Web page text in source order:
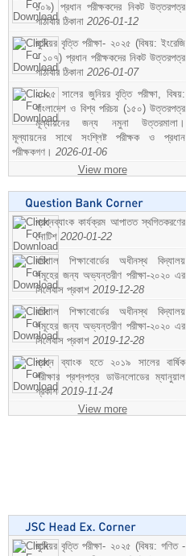
১০৯) প্রধান পরীক্ষকদের নিকট উত্তরপত্র
পাঠাবার ঠিকানা 2026-01-12
জুনিয়র বৃত্তি পরীক্ষা- ২০২৫ (বিষয়: ইংরেজি
- ১০৭) প্রধান পরীক্ষকদের নিকট উত্তরপত্র
পাঠাবার ঠিকানা 2026-01-07
২০২৫ সালের জুনিয়র বৃত্তি পরীক্ষা, বিষয়:
বাংলাদেশ ও বিশ্ব পরিচয় (১৫০) উত্তরপত্র
মূল্যায়নের জন্য নমুনা উত্তরমালা।
মূল্যায়নের সাথে সংশ্লিষ্ট পরীক্ষক ও প্রধান
পরীক্ষকগণ। 2026-01-06
View more
প্রশ্নব্যাংক কার্যক্রম আপাতত স্থগিতকরণের
নোটিশ 2020-01-22
বরিশাল শিক্ষাবোর্ডের অধীনস্থ বিদ্যালয়
সমূহের জন্য অভ্যন্তরীণ পরীক্ষা-২০২০ এর
সিলেবাস প্রকাশ 2019-12-28
বরিশাল শিক্ষাবোর্ডের অধীনস্থ বিদ্যালয়
সমূহের জন্য অভ্যন্তরীণ পরীক্ষা-২০২০ এর
সিলেবাস প্রকাশ 2019-12-28
প্রশ্ন ব্যাংক হতে ২০১৯ সালের বার্ষিক
পরীক্ষার প্রশ্নপত্র ডাউনলোডের ম্যানুয়াল
প্রকাশ 2019-11-24
View more
জুনিয়র বৃত্তি পরীক্ষা- ২০২৫ (বিষয়: গণিত -